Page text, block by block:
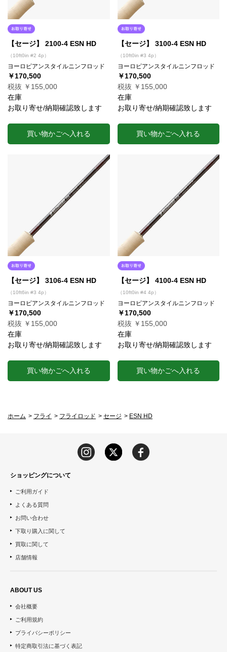
【セージ】 2100-4 ESN HD
（10ft0in #2 4p）
ヨーロピアンスタイルニンフロッド
￥170,500
税抜 ￥155,000
在庫
お取り寄せ/納期確認致します
買い物かごへ入れる
【セージ】 3100-4 ESN HD
（10ft0in #3 4p）
ヨーロピアンスタイルニンフロッド
￥170,500
税抜 ￥155,000
在庫
お取り寄せ/納期確認致します
買い物かごへ入れる
【セージ】 3106-4 ESN HD
（10ft6in #3 4p）
ヨーロピアンスタイルニンフロッド
￥170,500
税抜 ￥155,000
在庫
お取り寄せ/納期確認致します
買い物かごへ入れる
【セージ】 4100-4 ESN HD
（10ft0in #4 4p）
ヨーロピアンスタイルニンフロッド
￥170,500
税抜 ￥155,000
在庫
お取り寄せ/納期確認致します
買い物かごへ入れる
ホーム > フライ > フライロッド > セージ > ESN HD
ショッピングについて
ご利用ガイド
よくある質問
お問い合わせ
下取り購入に関して
買取に関して
店舗情報
ABOUT US
会社概要
ご利用規約
プライバシーポリシー
特定商取引法に基づく表記